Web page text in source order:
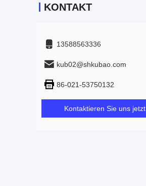
KONTAKT
13588563336
kub02@shkubao.com
86-021-53750132
Kontaktieren Sie uns jetzt